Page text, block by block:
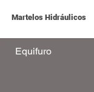
Martelos Hidráulicos
Equifuro